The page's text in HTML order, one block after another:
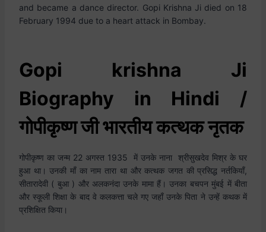
and became a dance director. Gopi Krishna Ji died on 18
February 1994 due to a heart attack in Bombay.
Gopi krishna Ji
Biography in Hindi /
गोपीकृष्ण जी भारतीय कत्थक नृतक
गोपीकृष्ण का जन्म 22 अगस्त 1935 में उनके नाना श्रीसुखदेव मिश्र के घर
हुआ था। उनकी माँ का नाम तारा था और कत्थक जगत की प्रसिद्ध नर्तकियाँ,
सीतारादेवी ( बुआ ) और अलकनंदा उनके मामा हैं। उनका बचपन मुंबई में बीता
और स्कूली शिक्षा के बाद वे कलकत्ता चले गए जहाँ उनके पिता ने उन्हें कथक में
प्रशिक्षित किया।